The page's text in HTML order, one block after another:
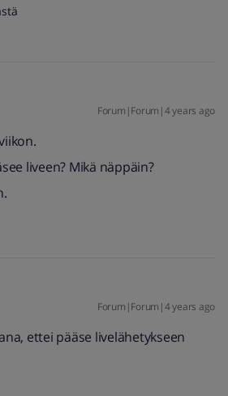
Forum|Forum|4 years ago
liveen? Mikä näppäin?
Forum|Forum|4 years ago
ettei pääse livelähetykseen